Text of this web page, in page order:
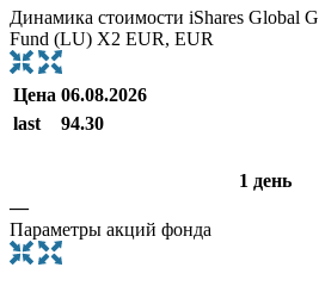
Динамика стоимости iShares Global
Fund (LU) X2 EUR, EUR
Цена 06.08.2026
last
94.30
1 день
—
Параметры акций фонда